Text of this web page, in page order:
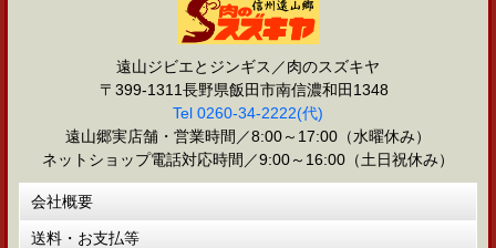
遠山ジビエとジンギス／肉のスズキヤ
〒399-1311長野県飯田市南信濃和田1348
Tel 0260-34-2222(代)
遠山郷実店舗・営業時間／8:00～17:00（水曜休み）
ネットショップ電話対応時間／9:00～16:00（土日祝休み）
会社概要
送料・お支払等